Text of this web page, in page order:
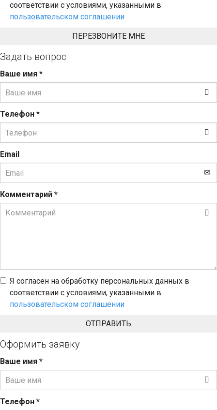
соответствии с условиями, указанными в
пользовательском соглашении
Задать вопрос
Ваше имя *
Телефон *
Email
Комментарий *
Я согласен на обработку персональных данных в
соответствии с условиями, указанными в
пользовательском соглашении
Оформить заявку
Ваше имя *
Телефон *